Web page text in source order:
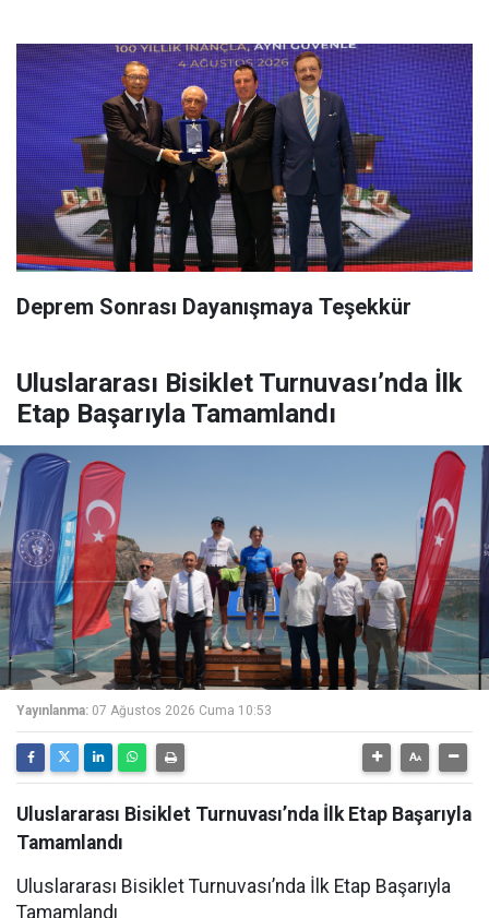
Deprem Sonrası Dayanışmaya Teşekkür
Uluslararası Bisiklet Turnuvası’nda İlk
Etap Başarıyla Tamamlandı
Yayınlanma: 07 Ağustos 2026 Cuma 10:53
Uluslararası Bisiklet Turnuvası’nda İlk Etap Başarıyla
Tamamlandı
Uluslararası Bisiklet Turnuvası’nda İlk Etap Başarıyla
Tamamlandı